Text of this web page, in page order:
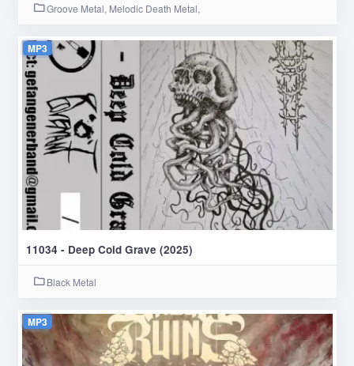
Groove Metal, Melodic Death Metal,
MP3
11034 - Deep Cold Grave (2025)
Black Metal
MP3